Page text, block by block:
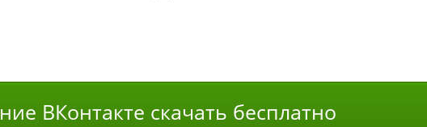
ВКонтакте скачать бесплатно